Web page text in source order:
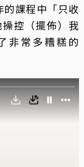
的課程中「只收
控（擺佈）我
非常多糟糕的